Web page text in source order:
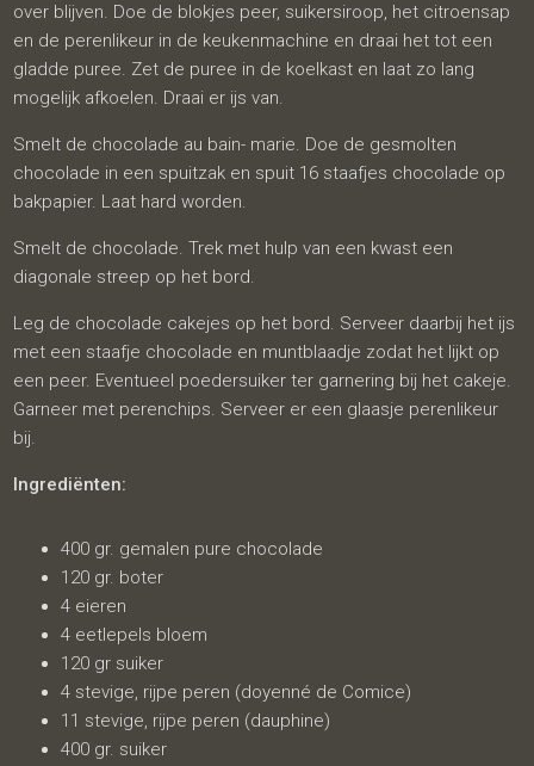
over blijven. Doe de blokjes peer, suikersiroop, het citroensap
en de perenlikeur in de keukenmachine en draai het tot een
gladde puree. Zet de puree in de koelkast en laat zo lang
mogelijk afkoelen. Draai er ijs van.
Smelt de chocolade au bain- marie. Doe de gesmolten
chocolade in een spuitzak en spuit 16 staafjes chocolade op
bakpapier. Laat hard worden.
Smelt de chocolade. Trek met hulp van een kwast een
diagonale streep op het bord.
Leg de chocolade cakejes op het bord. Serveer daarbij het ijs
met een staafje chocolade en muntblaadje zodat het lijkt op
een peer. Eventueel poedersuiker ter garnering bij het cakeje.
Garneer met perenchips. Serveer er een glaasje perenlikeur
bij.
Ingrediënten:
400 gr. gemalen pure chocolade
120 gr. boter
4 eieren
4 eetlepels bloem
120 gr suiker
4 stevige, rijpe peren (doyenné de Comice)
11 stevige, rijpe peren (dauphine)
400 gr. suiker